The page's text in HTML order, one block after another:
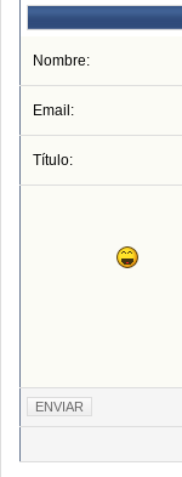
Nombre:
Email:
Título: